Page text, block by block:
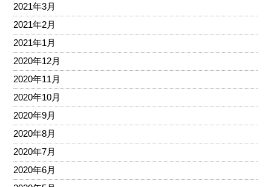
2021年3月
2021年2月
2021年1月
2020年12月
2020年11月
2020年10月
2020年9月
2020年8月
2020年7月
2020年6月